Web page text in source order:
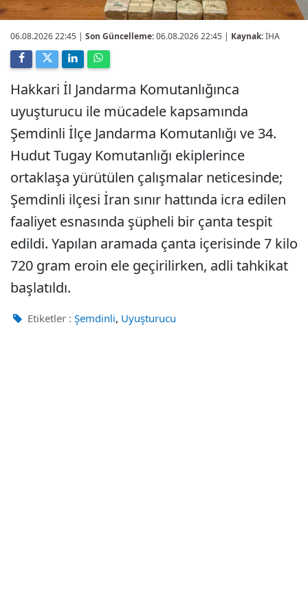
06.08.2026 22:45 | Son Güncelleme:06.08.2026 22:45 | Kaynak:İHA
Hakkari İl Jandarma Komutanlığınca
uyuşturucu ile mücadele kapsamında
Şemdinli İlçe Jandarma Komutanlığı ve 34.
Hudut Tugay Komutanlığı ekiplerince
ortaklaşa yürütülen çalışmalar neticesinde;
Şemdinli ilçesi İran sınır hattında icra edilen
faaliyet esnasında şüpheli bir çanta tespit
edildi. Yapılan aramada çanta içerisinde 7 kilo
720 gram eroin ele geçirilirken, adli tahkikat
başlatıldı.
Etiketler : Şemdinli, Uyuşturucu